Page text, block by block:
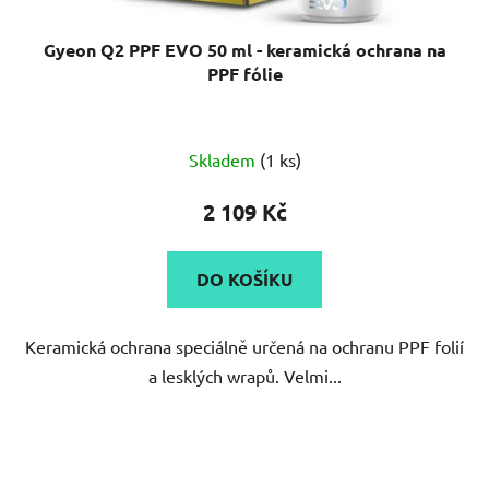
Gyeon Q2 PPF EVO 50 ml - keramická ochrana na
PPF fólie
hodnocení
produktu
5,0
z
hvězdiček.
Skladem (1 ks)
2 109 Kč
DO KOŠÍKU
Keramická ochrana speciálně určená na ochranu PPF folií
a lesklých wrapů. Velmi...